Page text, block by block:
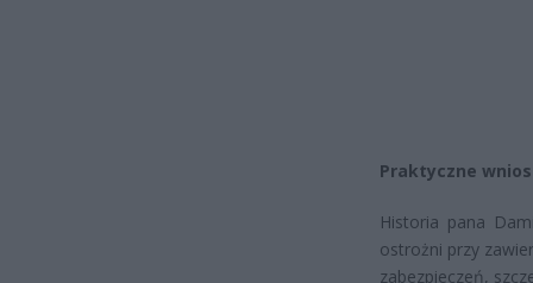
Praktyczne
Historia pana
ostrożni przy
zabezpieczeń,